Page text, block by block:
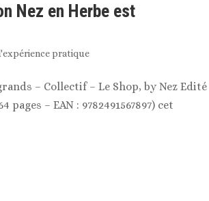
Nez en Herbe est
pratique
– Collectif – Le Shop, by Nez Edité
– EAN : 9782491567897) cet